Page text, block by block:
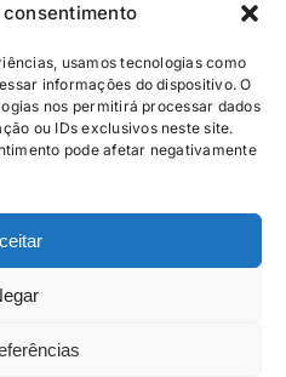
usamos tecnologias como
informações do dispositivo. O
nos permitirá processar dados
ou IDs exclusivos neste site.
pode afetar negativamente
direitos reservados | SAC